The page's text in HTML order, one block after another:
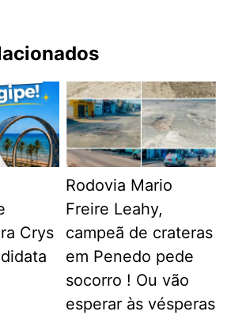
Crys
Rodovia Mario
Freire Leahy,
campeã de crateras
em Penedo pede
socorro ! Ou vão
esperar às vésperas